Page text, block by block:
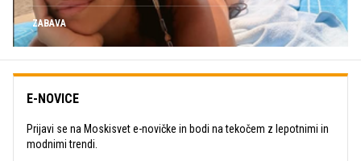
ZABAVA
E-NOVICE
Prijavi se na Moskisvet e-novičke in bodi na tekočem z lepotnimi in
modnimi trendi.